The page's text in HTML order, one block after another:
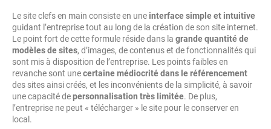
Le site clefs en main consiste en une interface simple et intuitive
guidant l’entreprise tout au long de la création de son site internet.
Le point fort de cette formule réside dans la grande quantité de
modèles de sites, d’images, de contenus et de fonctionnalités qui
sont mis à disposition de l’entreprise. Les points faibles en
revanche sont unecertaine médiocrité dans le référencement
des sites ainsi créés, et les inconvénients de la simplicité, à savoir
une capacité depersonnalisation très limitée. De plus,
l’entreprise ne peut « télécharger » le site pour le conserver en
local.